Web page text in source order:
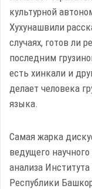
культурной
Хухунашвили
случаях, готов ли
последним
есть хинкали и
делает человека
языка.
Самая жарка
ведущего
анализа
Республики